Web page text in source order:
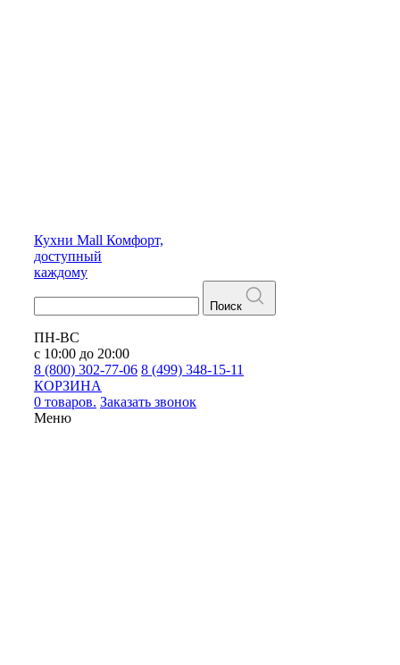
Кухни Mall Комфорт,
доступный
каждому
Поиск
ПН-ВС
с 10:00 до 20:00
8 (800) 302-77-06 8 (499) 348-15-11
КОРЗИНА
0 товаров. Заказать звонок
Меню